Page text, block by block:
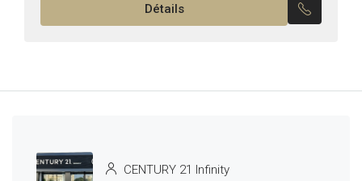
Détails
CENTURY 21 Infinity